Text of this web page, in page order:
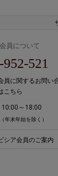
員について
521
員に関するお問い
こちら
～18:00
（年末年始を除く）
シア会員のご案内